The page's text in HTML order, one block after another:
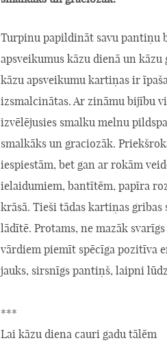
Turpinu papildināt savu pantiņu
apsveikumus kāzu dienā un
kāzu apsveikumu kartiņas ir
izsmalcinātas. Ar zināmu bijību
izvēlējusies smalku melnu
smalkāks un graciozāk.
iespiestām, bet gan ar rokām
ielaidumiem, bantītēm, papīra
krāsā. Tieši tādas kartiņas gribas
lādītē. Protams, ne mazāk
vārdiem piemīt spēcīga pozitīva
jauks, sirsnīgs pantiņš, laipni
***
Lai kāzu diena cauri gadu tālēm